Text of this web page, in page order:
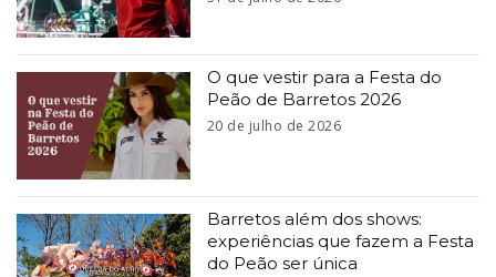
O que vestir para a Festa do
Peão de Barretos 2026
20 de julho de 2026
Barretos além dos shows:
experiências que fazem a Festa
do Peão ser única